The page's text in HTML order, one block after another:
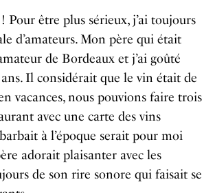
être plus sérieux, j’ai toujours
d’amateurs. Mon père qui était
de Bordeaux et j’ai goûté
Il considérait que le vin était de
vacances, nous pouvions faire trois
avec une carte des vins
à l’époque serait pour moi
adorait plaisanter avec les
de son rire sonore qui faisait se